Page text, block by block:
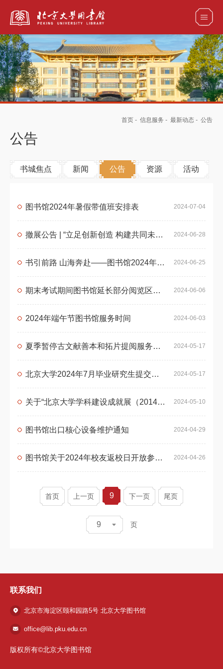
全部资源
首页 - 信息服务 - 最新动态 - 公告
公告
书城焦点 新闻 公告 资源 活动
2024-07-04
图书馆2024年暑假带值班安排表
2024-06-28
撤展公告 | “立足创新创造 构建共同未来——北京大学知识产权科普展”
2024-06-25
书引前路 山海奔赴——图书馆2024年毕业季系列活动
2024-06-06
期末考试期间图书馆延长部分阅览区域开放时间
2024-06-03
2024年端午节图书馆服务时间
2024-05-17
夏季暂停古文献善本和拓片提阅服务公告
2024-05-17
北京大学2024年7月毕业研究生提交学位论文通知
2024-05-10
关于“北京大学学科建设成就展（2014-2024）”的展出通知（4月26日-5月17日）
2024-04-29
图书馆出口核心设备维护通知
2024-04-26
图书馆关于2024年校友返校日开放参观的通知
首页 上一页 9 下一页 尾页
9 页
联系我们
北京市海淀区颐和园路5号 北京大学图书馆
office@lib.pku.edu.cn
版权所有©北京大学图书馆